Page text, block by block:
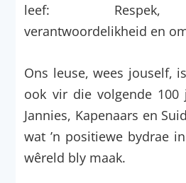
leef: Respek,
verantwoordelikheid en
Ons leuse, wees jouself,
ook vir die volgende 100
Jannies, Kapenaars en
wat ’n positiewe bydrae
wêreld bly maak.